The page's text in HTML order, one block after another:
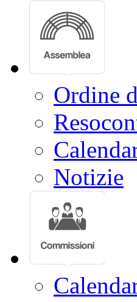
Ordine
Notizie